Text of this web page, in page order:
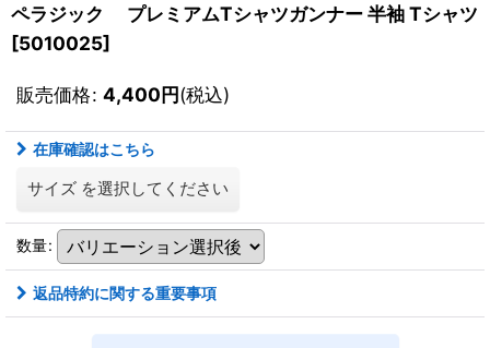
ペラジック プレミアムTシャツガンナー 半袖 Tシャツ
[5010025]
販売価格: 4,400円(税込)
在庫確認はこちら
サイズ を選択してください
数量:
返品特約に関する重要事項